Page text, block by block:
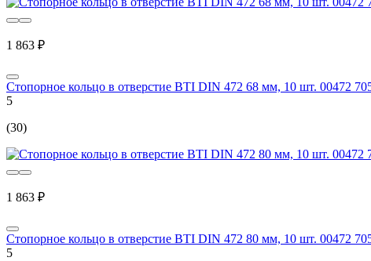
1 863 ₽
Стопорное кольцо в отверстие BTI DIN 472 68 мм, 10 шт. 00472
5
(30)
1 863 ₽
Стопорное кольцо в отверстие BTI DIN 472 80 мм, 10 шт. 00472
5